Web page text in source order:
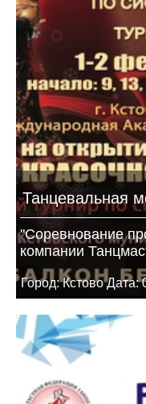
Танцевальная
"Соревнование
компании
Город: Кстово Дата: